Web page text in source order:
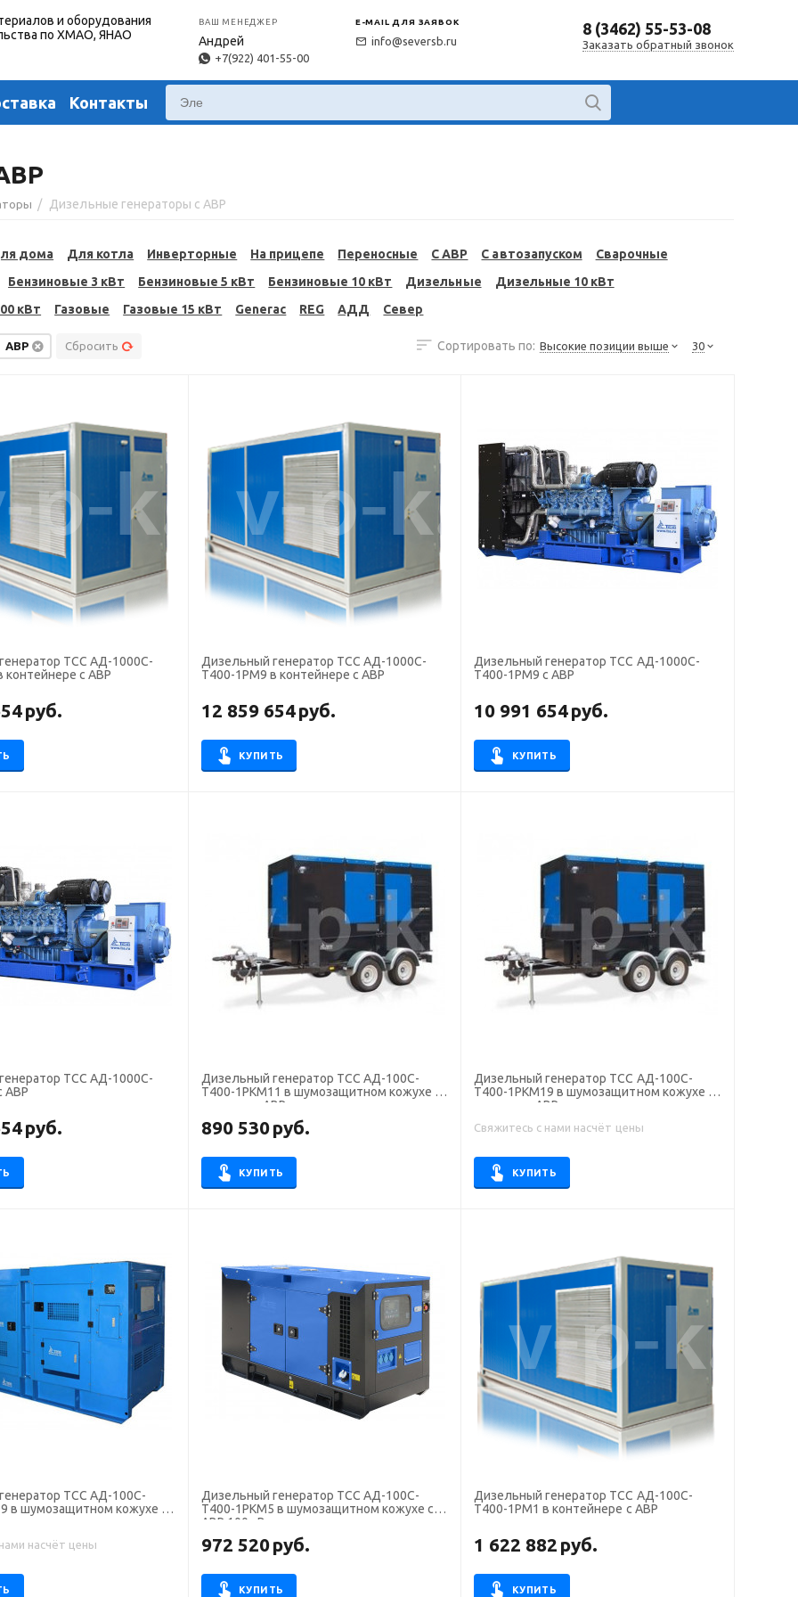
и оборудования
по ХМАО, ЯНАО
ВАШ МЕНЕДЖЕР
Андрей
+7(922) 401-55-00
E-MAIL ДЛЯ ЗАЯВОК
info@seversb.ru
8 (3462) 55-53-08
Заказать обратный звонок
Контакты
/ Дизельные генераторы с АВР
дома Для котла Инверторные На прицепе Переносные С АВР С автозапуском
Сварочные
Бензиновые 3 кВт Бензиновые 5 кВт Бензиновые 10 кВт Дизельные
Дизельные 10 кВт
кВт
Газовые Газовые 15 кВт Generac REG АДД Север
АВР Сбросить Сортировать по: Высокие позиции выше 30
ТСС АД-1000С-
контейнере с АВР
руб.
Дизельный генератор ТСС АД-1000С-
Т400-1РМ9 в контейнере с АВР
12 859 654руб.
КУПИТЬ
Дизельный генератор ТСС АД-1000С-
Т400-1РМ9 с АВР
10 991 654руб.
КУПИТЬ
ТСС АД-1000С-
АВР
руб.
Дизельный генератор ТСС АД-100С-
Т400-1РКМ11 в шумозащитном кожухе на
прицепе с АВР
890 530руб.
КУПИТЬ
Дизельный генератор ТСС АД-100С-
Т400-1РКМ19 в шумозащитном кожухе на
прицепе с АВР
Свяжитесь с нами насчёт цены
КУПИТЬ
ТСС АД-100С-
в шумозащитном кожухе с
насчёт цены
Дизельный генератор ТСС АД-100С-
Т400-1РКМ5 в шумозащитном кожухе с
АВР 100 кВт
972 520руб.
КУПИТЬ
Дизельный генератор ТСС АД-100С-
Т400-1РМ1 в контейнере с АВР
1 622 882 руб.
КУПИТЬ